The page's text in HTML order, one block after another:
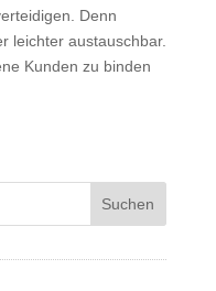
Denn
leichter austauschbar.
Kunden zu binden